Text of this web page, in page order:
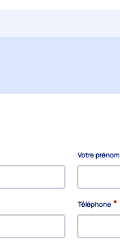
Votre prénom
Téléphone *